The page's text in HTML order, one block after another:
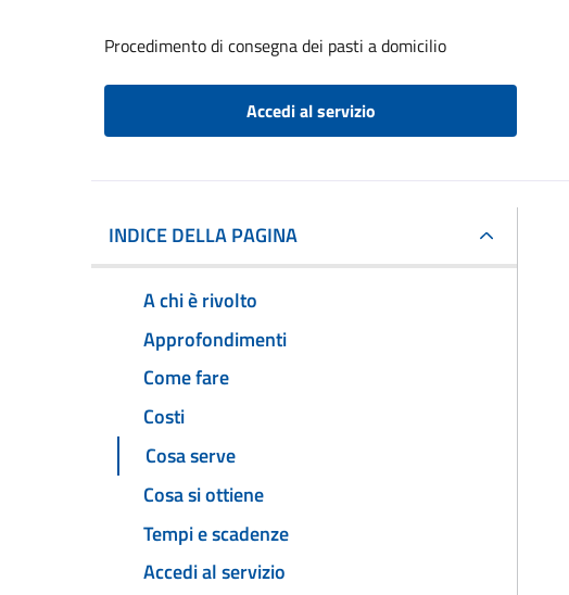
Procedimento di consegna dei pasti a domicilio
Accedi al servizio
INDICE DELLA PAGINA
A chi è rivolto
Approfondimenti
Come fare
Costi
Cosa serve
Cosa si ottiene
Tempi e scadenze
Accedi al servizio